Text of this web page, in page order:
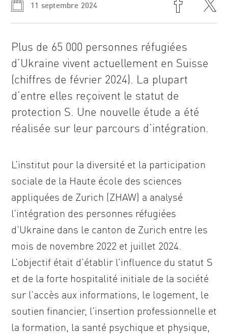
11 septembre 2024
Plus de 65 000 personnes réfugiées
d’Ukraine vivent actuellement en Suisse
(chiffres de février 2024). La plupart
d’entre elles reçoivent le statut de
protection S. Une nouvelle étude a été
réalisée sur leur parcours d’intégration.
L’institut pour la diversité et la participation
sociale de la Haute école des sciences
appliquées de Zurich (ZHAW) a analysé
l’intégration des personnes réfugiées
d’Ukraine dans le canton de Zurich entre les
mois de novembre 2022 et juillet 2024.
L’objectif était d’établir l’influence du statut S
et de la forte hospitalité initiale de la société
sur l’accès aux informations, le logement, le
soutien financier, l’insertion professionnelle et
la formation, la santé psychique et physique,